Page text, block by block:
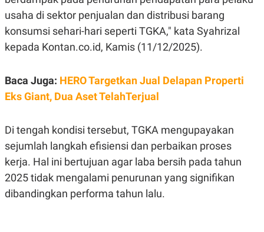
S
A
T
D
T
A
G
E
S
O
N
T
T
V
I
P
S
JARINGAN
KP
usaha di sektor penjualan dan distribusi barang
konsumsi sehari-hari seperti TGKA," kata Syahrizal
kepada Kontan.co.id, Kamis (11/12/2025).
Baca Juga: HERO Targetkan Jual Delapan Properti
Eks Giant, Dua Aset TelahTerjual
Di tengah kondisi tersebut, TGKA mengupayakan
sejumlah langkah efisiensi dan perbaikan proses
kerja. Hal ini bertujuan agar laba bersih pada tahun
2025 tidak mengalami penurunan yang signifikan
dibandingkan performa tahun lalu.